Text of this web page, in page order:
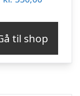
til shop